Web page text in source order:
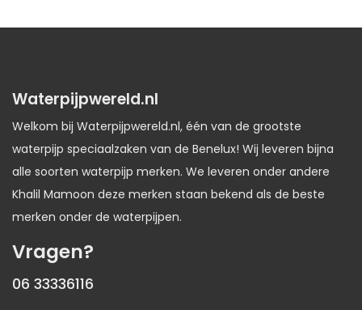
Waterpijpwereld.nl
Welkom bij Waterpijpwereld.nl, één van de grootste
waterpijp speciaalzaken van de Benelux! Wij leveren bijna
alle soorten waterpijp merken. We leveren onder andere
Khalil Mamoon deze merken staan bekend als de beste
merken onder de waterpijpen.
Vragen?
06 33336116